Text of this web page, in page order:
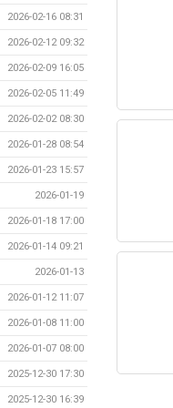
2026-02-16 08:31
2026-02-12 09:32
2026-02-09 16:05
2026-02-05 11:49
2026-02-02 08:30
2026-01-28 08:54
2026-01-23 15:57
2026-01-19
2026-01-18 17:00
2026-01-14 09:21
2026-01-13
2026-01-12 11:07
2026-01-08 11:00
2026-01-07 08:00
2025-12-30 17:30
2025-12-30 16:39